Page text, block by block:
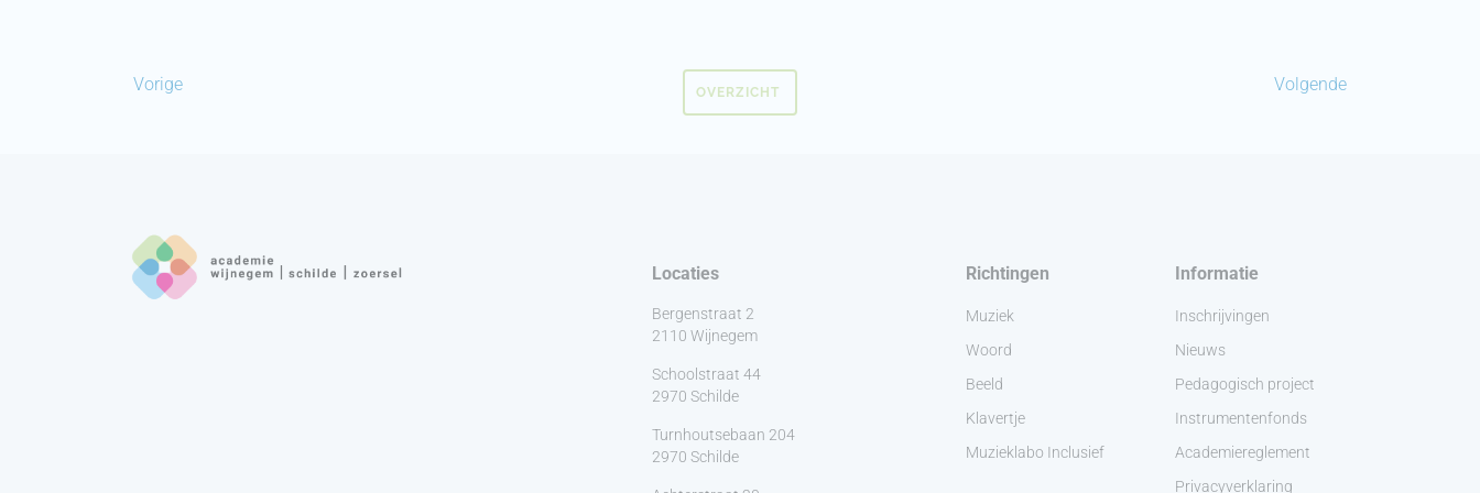
Vorige Volgende
OVERZICHT
Locaties
Bergenstraat 2
2110 Wijnegem
Schoolstraat 44
2970 Schilde
Turnhoutsebaan 204
2970 Schilde
Richtingen
Muziek
Woord
Beeld
Klavertje
Muzieklabo Inclusief
Informatie
Inschrijvingen
Nieuws
Pedagogisch project
Instrumentenfonds
Academiereglement
Privacyverklaring